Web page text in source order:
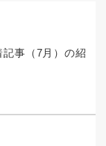
記事（7月）の紹